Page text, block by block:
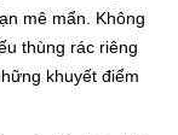
mê mẩn. Không
thùng rác riêng
khuyết điểm